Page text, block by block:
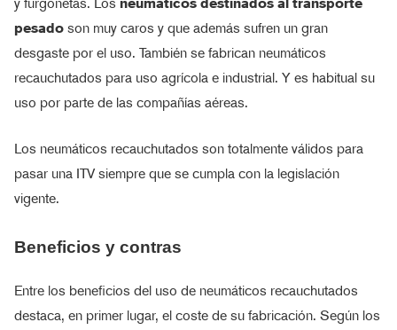
pesado son muy caros y que además sufren un gran
desgaste por el uso. También se fabrican neumáticos
recauchutados para uso agrícola e industrial. Y es habitual su
uso por parte de las compañías aéreas.
Los neumáticos recauchutados son totalmente válidos para
pasar una ITV siempre que se cumpla con la legislación
vigente.
Beneficios y contras
Entre los beneficios del uso de neumáticos recauchutados
destaca, en primer lugar, el coste de su fabricación. Según los